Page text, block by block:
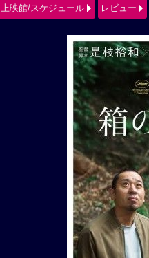
上映館/スケジュール レビュー